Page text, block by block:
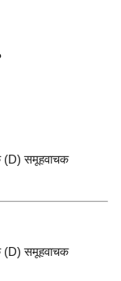
(D) समूहवाचक
(D) समूहवाचक